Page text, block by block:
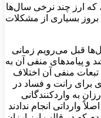
که ارز چند نرخی سال‌ها
بروز بسیاری از مشکلات
قبل می‌رویم زمانی
و پیامدهای منفی آن به
منفی آن اختلاف
برای رانت‌ و فساد در
به واردکنندگانی
وارداتی انجام ندادند